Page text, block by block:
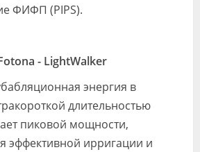
ФИФП (PIPS).
- LightWalker
энергия в
длительностью
пиковой мощности,
эффективной ирригации и